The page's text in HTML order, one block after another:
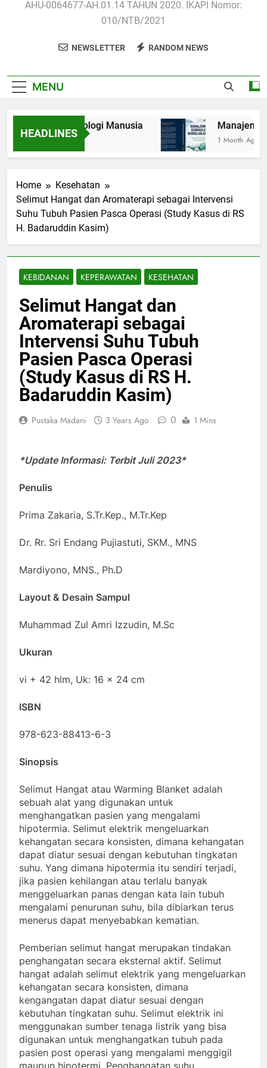
AHU-0064677-AH.01.14 TAHUN 2020. IKAPI Nomor:
010/NTB/2021
NEWSLETTER RANDOM NEWS
MENU
HEADLINES
Anatomi dan Fisiologi Manusia
3 Weeks Ago 1 Month Ago
Home
Kesehatan
Selimut Hangat dan Aromaterapi sebagai Intervensi
Suhu Tubuh Pasien Pasca Operasi (Study Kasus di RS
H. Badaruddin Kasim)
KEBIDANAN KEPERAWATAN KESEHATAN
Selimut Hangat dan
Aromaterapi sebagai
Intervensi Suhu Tubuh
Pasien Pasca Operasi
(Study Kasus di RS H.
Badaruddin Kasim)
Pustaka Madani 3 Years Ago 0 1 Mins
*Update Informasi: Terbit Juli 2023*
Penulis
Prima Zakaria, S.Tr.Kep., M.Tr.Kep
Dr. Rr. Sri Endang Pujiastuti, SKM., MNS
Mardiyono, MNS., Ph.D
Layout & Desain Sampul
Muhammad Zul Amri Izzudin, M.Sc
Ukuran
vi + 42 hlm, Uk: 16 x 24 cm
ISBN
978-623-88413-6-3
Sinopsis
Selimut Hangat atau Warming Blanket adalah
sebuah alat yang digunakan untuk
menghangatkan pasien yang mengalami
hipotermia. Selimut elektrik mengeluarkan
kehangatan secara konsisten, dimana kehangatan
dapat diatur sesuai dengan kebutuhan tingkatan
suhu. Yang dimana hipotermia itu sendiri terjadi,
jika pasien kehilangan atau terlalu banyak
menggeluarkan panas dengan kata lain tubuh
mengalami penurunan suhu, bila dibiarkan terus
menerus dapat menyebabkan kematian.
Pemberian selimut hangat merupakan tindakan
penghangatan secara eksternal aktif. Selimut
hangat adalah selimut elektrik yang mengeluarkan
kehangatan secara konsisten, dimana
kengangatan dapat diatur sesuai dengan
kebutuhan tingkatan suhu. Selimut elektrik ini
menggunakan sumber tenaga listrik yang bisa
digunakan untuk menghangatkan tubuh pada
pasien post operasi yang mengalami menggigil
maupun hipotermi. Penghangatan suhu